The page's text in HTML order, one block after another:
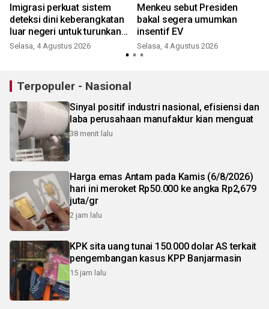
Imigrasi perkuat sistem
deteksi dini keberangkatan
luar negeri untuk turunkan
risiko TPPO
Selasa, 4 Agustus 2026
Menkeu sebut Presiden
bakal segera umumkan
insentif EV
Selasa, 4 Agustus 2026
Terpopuler - Nasional
Sinyal positif industri nasional, efisiensi dan
laba perusahaan manufaktur kian menguat
38 menit lalu
Harga emas Antam pada Kamis (6/8/2026)
hari ini meroket Rp50.000 ke angka Rp2,679
juta/gr
2 jam lalu
KPK sita uang tunai 150.000 dolar AS terkait
pengembangan kasus KPP Banjarmasin
15 jam lalu